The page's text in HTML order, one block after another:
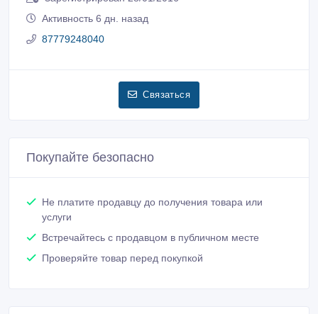
Активность 6 дн. назад
87779248040
Связаться
Покупайте безопасно
Не платите продавцу до получения товара или
услуги
Встречайтесь с продавцом в публичном месте
Проверяйте товар перед покупкой